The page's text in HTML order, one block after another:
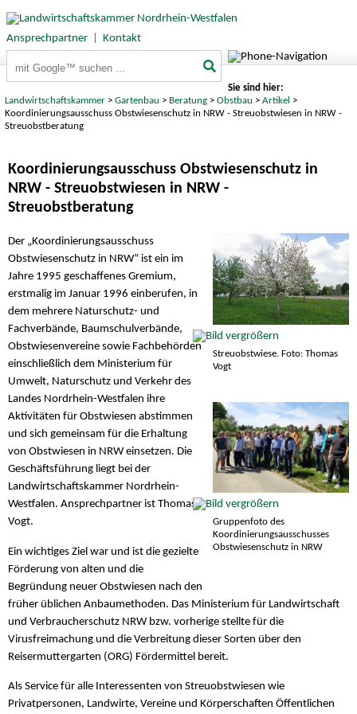
Ansprechpartner|
Kontakt
Sie sind hier:
Landwirtschaftskammer >Gartenbau > Beratung >Obstbau >Artikel >
Koordinierungsausschuss Obstwiesenschutz in NRW - Streuobstwiesen in NRW -
Streuobstberatung
Koordinierungsausschuss Obstwiesenschutz in
NRW - Streuobstwiesen in NRW -
Streuobstberatung
Streuobstwiese. Foto: Thomas
Vogt
Gruppenfoto des
Koordinierungsausschusses
Obstwiesenschutz in NRW
Der „Koordinierungsausschuss
Obstwiesenschutz in NRW“ ist ein im
Jahre 1995 geschaffenes Gremium,
erstmalig im Januar 1996 einberufen, in
dem mehrere Naturschutz- und
Fachverbände, Baumschulverbände,
Obstwiesenvereine sowie Fachbehörden
einschließlich dem Ministerium für
Umwelt, Naturschutz und Verkehr des
Landes Nordrhein-Westfalen ihre
Aktivitäten für Obstwiesen abstimmen
und sich gemeinsam für die Erhaltung
von Obstwiesen in NRW einsetzen. Die
Geschäftsführung liegt bei der
Landwirtschaftskammer Nordrhein-
Westfalen. Ansprechpartner ist Thomas
Vogt.
Ein wichtiges Ziel war und ist die gezielte
Förderung von alten und die
Begründung neuer Obstwiesen nach den
früher üblichen Anbaumethoden. Das Ministerium für Landwirtschaft
und Verbraucherschutz NRW bzw. vorherige stellte für die
Virusfreimachung und die Verbreitung dieser Sorten über den
Reisermuttergarten (ORG) Fördermittel bereit.
Als Service für alle Interessenten von Streuobstwiesen wie
Privatpersonen, Landwirte, Vereine und Körperschaften Öffentlichen